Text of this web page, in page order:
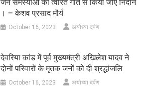
जन समस्याओं का त्वरित गति से किया जाए निदान
। – केशव प्रसाद मौर्य
October 16, 2023 अयोध्या दर्पण
देवरिया कांड में पूर्व मुख्यमंत्री अखिलेश यादव ने
दोनों परिवारों के मृतक जनों को दी श्रद्धांजलि
October 16, 2023 अयोध्या दर्पण